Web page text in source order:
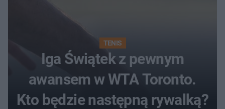
TENIS
Iga Świątek z pewnym
awansem w WTA Toronto.
Kto będzie następną rywalką?